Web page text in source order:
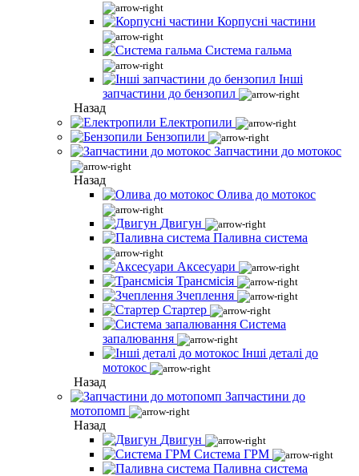
Корпусні частини
Система гальма
Інші
запчастини до бензопил
Назад
Електропили
Бензопили
Запчастини до мотокос
Назад
Олива до мотокос
Двигун
Паливна система
Аксесуари
Трансмісія
Зчеплення
Стартер
Система
запалювання
Інші деталі до
мотокос
Назад
Запчастини до
мотопомп
Назад
Двигун
Система ГРМ
Паливна система